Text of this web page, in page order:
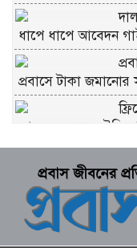
ধাপে ধাপে আবেদন
প্রবাসে টাকা
আবেদন করুন সৌদি
বলে জানুন